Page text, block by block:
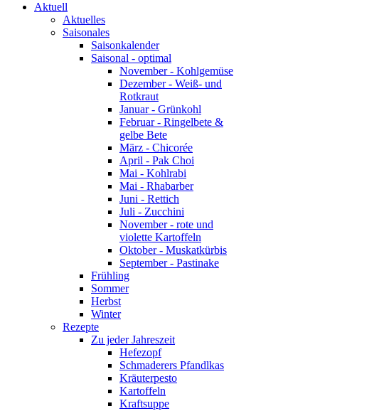
Aktuell
Aktuelles
Saisonales
Saisonkalender
Saisonal - optimal
November - Kohlgemüse
Dezember - Weiß- und
Rotkraut
Januar - Grünkohl
Februar - Ringelbete &
gelbe Bete
März - Chicorée
April - Pak Choi
Mai - Kohlrabi
Mai - Rhabarber
Juni - Rettich
Juli - Zucchini
November - rote und
violette Kartoffeln
Oktober - Muskatkürbis
September - Pastinake
Frühling
Sommer
Herbst
Winter
Rezepte
Zu jeder Jahreszeit
Hefezopf
Schmaderers Pfandlkas
Kräuterpesto
Kartoffeln
Kraftsuppe